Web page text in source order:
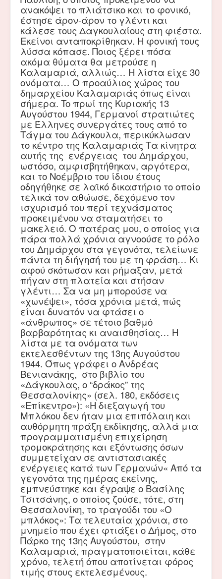
ανακόψει το πλιάτσικο και το φονικό,
έστησε άρον-άρον το γλέντι και
κάλεσε τους Δαγκουλαίους στη φιέστα.
Εκείνοι ανταποκρίθηκαν. Η φονική τους
λύσσα κόπασε. Ποιος ξέρει πόσα
ακόμα θύματα θα μετρούσε η
Καλαμαριά, αλλιώς… Η λίστα είχε 30
ονόματα… Ο προαύλιος χώρος του
δημαρχείου Καλαμαριάς όπως είναι
σήμερα. To πρωί της Κυριακής 13
Αυγούστου 1944, Γερμανοί στρατιώτες
με Έλληνες συνεργάτες τους από το
Τάγμα του Δάγκουλα, περικύκλωσαν
το κέντρο της Καλαμαριάς Τα κίνητρα
αυτής της ενέργειας του Δημάρχου,
ωστόσο, αμφισβητήθηκαν, αργότερα,
και το Νοέμβριο του ίδιου έτους
οδηγήθηκε σε λαϊκό δικαστήριο το οποίο
τελικά τον αθώωσε, δεχόμενο τον
ισχυρισμό του περί τεχνάσματος
προκειμένου να σταματήσει το
μακελειό. Ο πατέρας μου, ο οποίος για
πάρα πολλά χρόνια αγνοούσε το ρόλο
του Δημάρχου στα γεγονότα, τελείωνε
πάντα τη διήγησή του με τη φράση… Κι
αφού σκότωσαν και ρήμαξαν, μετά
πήγαν στη πλατεία και στήσαν
γλέντι… Σα να μη μπορούσε να
«χωνέψει», τόσα χρόνια μετά, πώς
είναι δυνατόν να φτάσει ο
«άνθρωπος» σε τέτοιο βαθμό
βαρβαρότητας κι αναισθησίας… Η
λίστα με τα ονόματα των
εκτελεσθέντων της 13ης Αυγούστου
1944. Όπως γράφει ο Ανδρέας
Βενιανάκης, στο βιβλίο του
«Δάγκουλας, ο “δράκος” της
Θεσσαλονίκης» (σελ. 180, εκδόσεις
«Επίκεντρο»): «Η διεξαγωγή του
Μπλόκου δεν ήταν μια επιπόλαιη και
αυθόρμητη πράξη εκδίκησης, αλλά μια
προγραμματισμένη επιχείρηση
τρομοκράτησης και εξόντωσης όσων
συμμετείχαν σε αντιστασιακές
ενέργειες κατά των Γερμανών« Από τα
γεγονότα της ημέρας εκείνης,
εμπνεύστηκε και έγραψε ο Βασίλης
Τσιτσάνης, ο οποίος ζούσε, τότε, στη
Θεσσαλονίκη, το τραγούδι του «Ο
μπλόκος»: Τα τελευταία χρόνια, στο
μνημείο που έχει φτιάξει ο Δήμος, στο
Πάρκο της 13ης Αυγούστου, στην
Καλαμαριά, πραγματοποιείται, κάθε
χρόνο, τελετή όπου αποτίνεται φόρος
τιμής στους εκτελεσμένους.